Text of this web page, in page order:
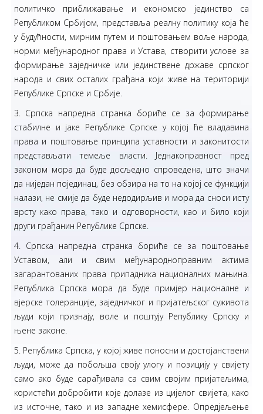
политичко приближавање и економско јединство са
Републиком Србијом, представља реалну политику која ће
у будућности, мирним путем и поштовањем воље народа,
норми међународног права и Устава, створити услове за
формирање заједничке или јединствене државе српског
народа и свих осталих грађана који живе на територији
Републике Српске и Србије.
3. Српска напредна странка бориће се за формирање
стабилне и јаке Републике Српске у којој ће владавина
права и поштовање принципа уставности и законитости
представљати темеље власти. Једнакоправност пред
законом мора да буде досљедно спроведена, што значи
да ниједан појединац, без обзира на то на којој се функцији
налази, не смије да буде недодирљив и мора да сноси исту
врсту како права, тако и одговорности, као и било који
други грађанин Републике Српске.
4. Српска напредна странка бориће се за поштовање
Уставом, али и свим међународноправним актима
загарантованих права припадника националних мањина.
Република Српска мора да буде примјер националне и
вјерске толеранције, заједничког и пријатељског суживота
људи који признају, воле и поштују Републику Српску и
њене законе.
5. Република Српска, у којој живе поносни и достојанствени
људи, може да побољша своју улогу и позицију у свијету
само ако буде сарађивала са свим својим пријатељима,
користећи добробити које долазе из цијелог свијета, како
из источне, тако и из западне хемисфере. Опредјељење